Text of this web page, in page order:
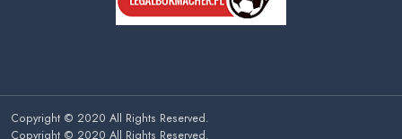
Copyright © 2020 All Rights Reserved.
Copyright © 2020 All Rights Reserved.